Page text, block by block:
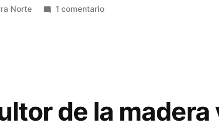
Norte 1 comentarioen
en
la
de la madera